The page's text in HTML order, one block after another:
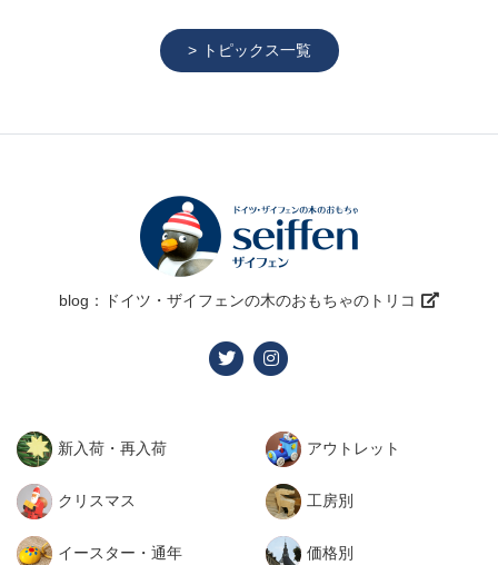
トピックス一覧
blog：ドイツ・ザイフェンの木のおもちゃのトリコ
新入荷・再入荷
クリスマス
イースター・通年
アウトレット
工房別
価格別